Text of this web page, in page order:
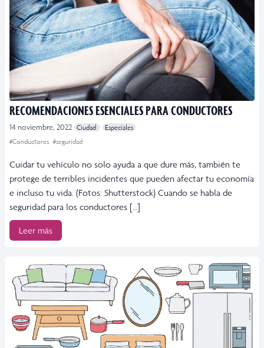
RECOMENDACIONES ESENCIALES PARA CONDUCTORES
14 noviembre, 2022 Ciudad
Especiales
#Conductores #seguridad
Cuidar tu vehículo no solo ayuda a que dure más, también te
protege de terribles incidentes que pueden afectar tu economía
e incluso tu vida. (Fotos: Shutterstock) Cuando se habla de
seguridad para los conductores […]
Leer más